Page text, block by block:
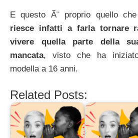
E questo Ã¨ proprio quello
riesce infatti a farla tornare
vivere quella parte della
mancata, visto che ha
modella a 16 anni.
Related Posts: